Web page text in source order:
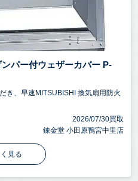
パー付ウェザーカバー P-
き、早速MITSUBISHI 換気扇用防火
2026/07/30買取
錬金堂 小田原鴨宮中里店
見る